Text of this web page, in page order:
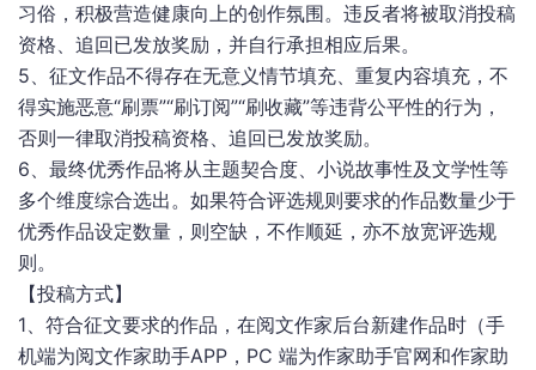
习俗，积极营造健康向上的创作氛围。违反者将被取消投稿
资格、追回已发放奖励，并自行承担相应后果。
5、征文作品不得存在无意义情节填充、重复内容填充，不
得实施恶意“刷票”“刷订阅”“刷收藏”等违背公平性的行为，
否则一律取消投稿资格、追回已发放奖励。
6、最终优秀作品将从主题契合度、小说故事性及文学性等
多个维度综合选出。如果符合评选规则要求的作品数量少于
优秀作品设定数量，则空缺，不作顺延，亦不放宽评选规
则。
【投稿方式】
1、符合征文要求的作品，在阅文作家后台新建作品时（手
机端为阅文作家助手APP，PC 端为作家助手官网和作家助